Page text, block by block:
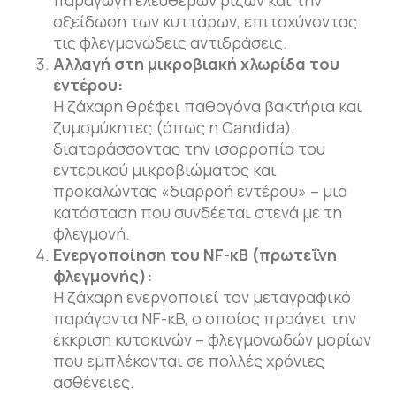
οξείδωση των κυττάρων, επιταχύνοντας
τις φλεγμονώδεις αντιδράσεις.
Αλλαγή στη μικροβιακή χλωρίδα του
εντέρου:
Η ζάχαρη θρέφει παθογόνα βακτήρια και
ζυμομύκητες (όπως η Candida),
διαταράσσοντας την ισορροπία του
εντερικού μικροβιώματος και
προκαλώντας «διαρροή εντέρου» – μια
κατάσταση που συνδέεται στενά με τη
φλεγμονή.
Ενεργοποίηση του NF-κB (πρωτεΐνη
φλεγμονής):
Η ζάχαρη ενεργοποιεί τον μεταγραφικό
παράγοντα NF-κB, ο οποίος προάγει την
έκκριση κυτοκινών – φλεγμονωδών μορίων
που εμπλέκονται σε πολλές χρόνιες
ασθένειες.